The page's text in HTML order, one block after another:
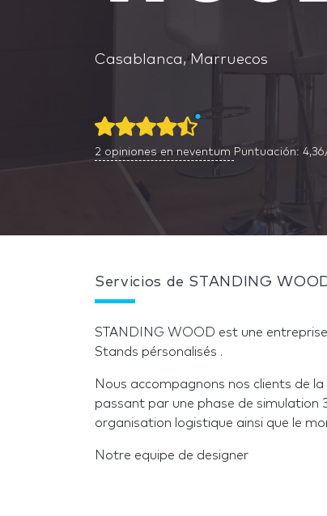
Casablanca, Marruecos
2 opiniones en neventum Puntuación:
Servicios de STANDING
STANDING WOOD est une
Stands pérsonalisés .
Nous accompagnons nos clients de
passant par une phase de simulation
organisation logistique ainsi que le
Notre equipe de designer